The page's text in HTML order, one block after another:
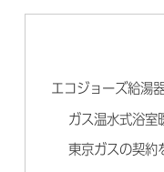
エコジョーズ給湯
ガス温水式浴室
東京ガスの契約